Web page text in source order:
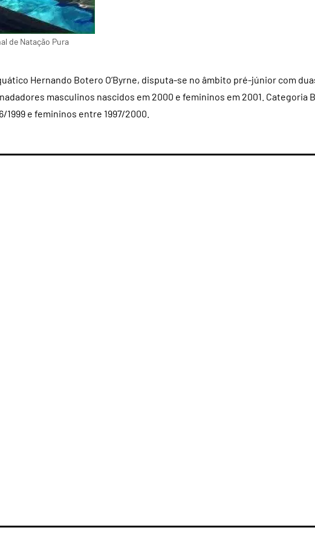
de Natação Pura
Hernando Botero O’Byrne, disputa-se no âmbito pré-júnior com
masculinos nascidos em 2000 e femininos em 2001. Categoria
e femininos entre 1997/2000.